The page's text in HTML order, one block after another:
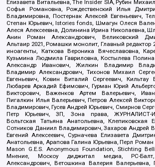
Елизавета Витальевна, The Insider SIA, Рубин
Софья Романовна, Рождественский Илья
Владимировна, Постернак Алексей Евгеньевич,
Степан Юрьевич, Istories fonds, Шмагун Олеся
Алеся Алексеевна, Долинина Ирина Николаевна,
Анин Роман Александрович, Великовский
Альтаир 2021, Ромашки монолит, Главный редактор
иноагенты, Каткова Вероника Вячеславовна,
Кузьмина Людмила Гавриловна, Костылева
Александр Иванович, Жилкин Владимир
Владимир Александрович, Тихонов Михаил
Евгеньевич, Ковин Виталий Сергеевич, Кильтау
Любарев Аркадий Ефимович, Гурман Юрий
Викторович, Важенков Артем Валерьевич,
Пигалкин Илья Валерьевич, Петров Алексей
Владимирович, Гусев Андрей Юрьевич, Смирнов
Петр Юрьевич, ЗП, Зона права, ЖУРНАЛИСТ-
Вольтская Татьяна Анатольевна, Клепиковская
Сотников Даниил Владимирович, Захаров Андрей
Евгений Алексеевич, Сурначева Елизавета
Анатольевна, Арапова Галина Юрьевна, Перл
Mason G.E.S. Anonymous Foundation, Stichting
Мнение, Москоу диджитал медиа, РС-
Александрович, Ветошкина Валерия